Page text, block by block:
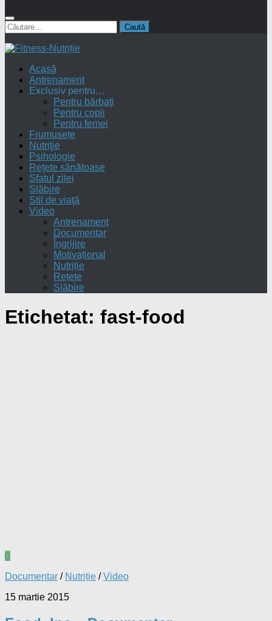
Caută
după:
Acasă
Antrenament
Exclusiv pentru…
Pentru bărbaţi
Pentru copii
Pentru femei
Frumusețe
Nutriţie
Psihologie
Reţete sănătoase
Sfatul zilei
Slăbire
Stil de viaţă
Video
Antrenament
Documentar
Îngrijire
Motivațional
Nutriție
Rețete
Slăbire
Etichetat: fast-food
0
Documentar / Nutriție /Video
15 martie 2015